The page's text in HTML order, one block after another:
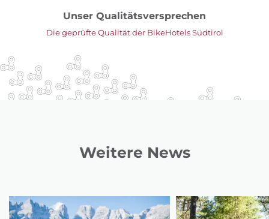
Unser Qualitätsversprechen
Die geprüfte Qualität der BikeHotels Südtirol
Weitere News